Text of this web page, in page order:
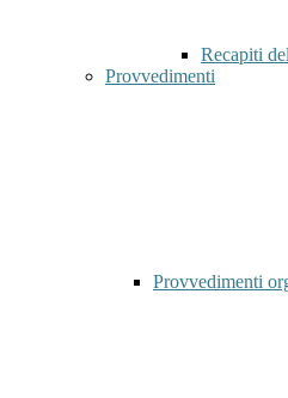
Recapiti
Provvedimenti
Provvedimenti